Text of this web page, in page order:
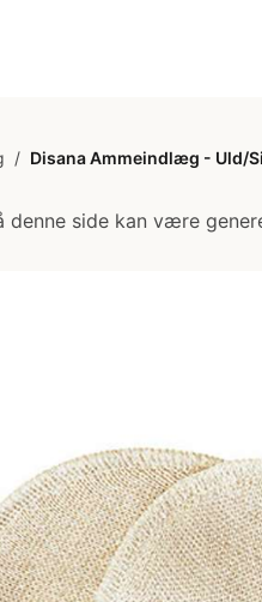
/ Disana Ammeindlæg - Uld/
denne side kan være